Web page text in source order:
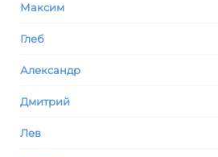
Максим
Глеб
Александр
Дмитрий
Лев